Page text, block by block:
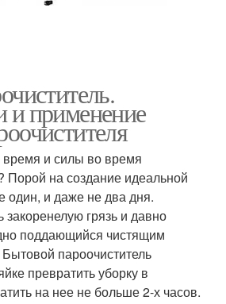
и применение
время и силы во время
Порой на создание идеальной
один, и даже не два дня.
закоренелую грязь и давно
поддающийся чистящим
пароочиститель
превратить уборку в
на нее не больше 2-х часов.